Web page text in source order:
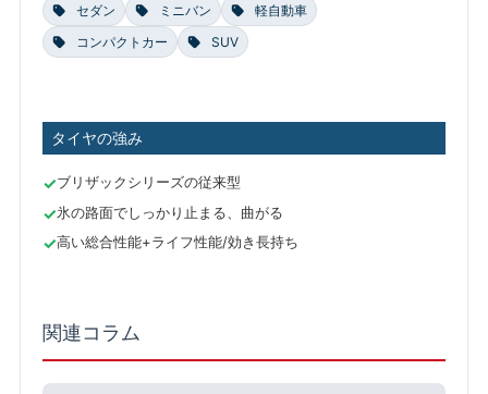
セダン ミニバン
軽自動車
コンパクトカー
SUV
タイヤの強み
ブリザックシリーズの従来型
氷の路面でしっかり止まる、曲がる
高い総合性能+ライフ性能/効き長持ち
関連コラム